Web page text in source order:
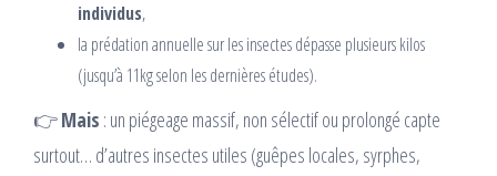
individus,
la prédation annuelle sur les insectes dépasse plusieurs kilos
(jusqu’à 11kg selon les dernières études).
👉Mais : un piégeage massif, non sélectif ou prolongé capte
surtout… d’autres insectes utiles (guêpes locales, syrphes,